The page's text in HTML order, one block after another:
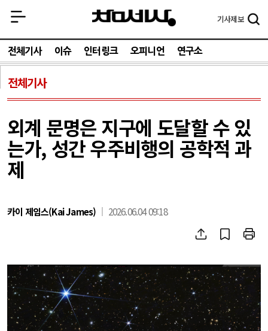
기사제보
전체기사 이슈 인터링크 오피니언 연구소
전체기사
외계 문명은 지구에 도달할 수 있
는가, 성간 우주비행의 공학적 과
제
카이 제임스(Kai James) 2026.06.04 09:18